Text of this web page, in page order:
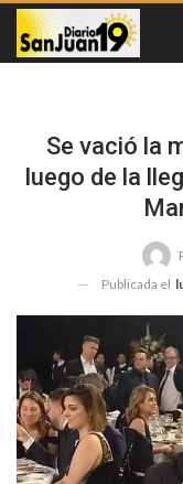
Se vació la
luego de la
Publicada el